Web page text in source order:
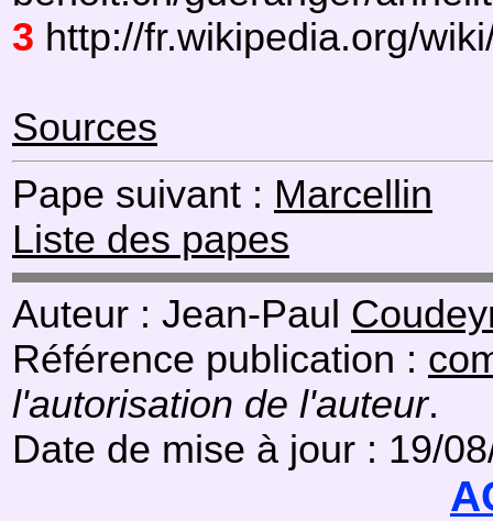
3 http://fr.wikipedia.org/
Sources
Pape suivant : Marcellin
Liste des papes
Auteur : Jean-Paul
Référence publication :
l'autorisation de l'auteur.
Date de mise à jour : 19/